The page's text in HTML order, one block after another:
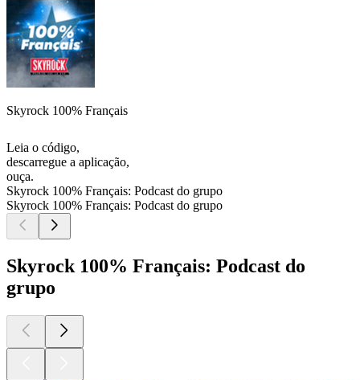
Skyrock 100% Français
Leia o código,
descarregue a aplicação,
ouça.
Skyrock 100% Français: Podcast do grupo
Skyrock 100% Français: Podcast do grupo
Skyrock 100% Français: Podcast do
grupo